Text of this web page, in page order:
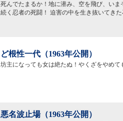
死んでたまるか！地に潜み、空を飛び、い
続く忍者の死闘！ 迫害の中を生き抜いてき
ど根性一代（1963年公開）
坊主になっても女は絶たぬ！やくざをやめ
悪名波止場（1963年公開）